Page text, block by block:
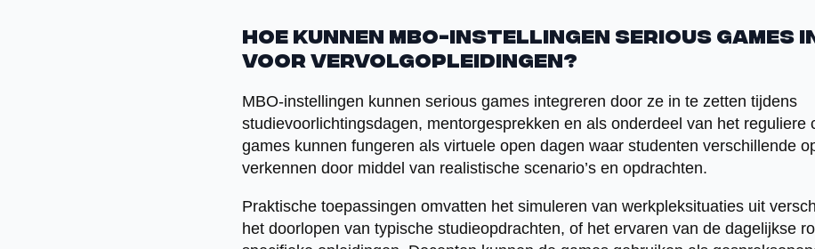
Hoe kunnen MBO-instellingen serious games
voor vervolgopleidingen?
MBO-instellingen kunnen serious games integreren door ze in te zetten tijdens
studievoorlichtingsdagen, mentorgesprekken en als onderdeel van het reguliere
games kunnen fungeren als virtuele open dagen waar studenten verschillende
verkennen door middel van realistische scenario’s en opdrachten.
Praktische toepassingen omvatten het simuleren van werkpleksituaties uit
het doorlopen van typische studieopdrachten, of het ervaren van de dagelijkse